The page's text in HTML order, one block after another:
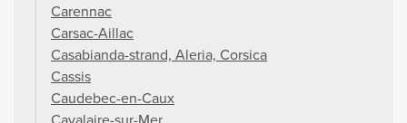
Carennac
Carsac-Aillac
Casabianda-strand, Aleria, Corsica
Cassis
Caudebec-en-Caux